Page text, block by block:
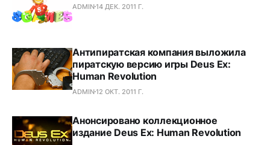
ADMIN14 ДЕК. 2011 Г.
Антипиратская компания выложила
пиратскую версию игры Deus Ex:
Human Revolution
ADMIN12 ОКТ. 2011 Г.
Анонсировано коллекционное
издание Deus Ex: Human Revolution